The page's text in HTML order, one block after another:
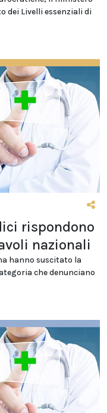
dei Livelli essenziali di
rispondono
nazionali
hanno suscitato la
che denunciano